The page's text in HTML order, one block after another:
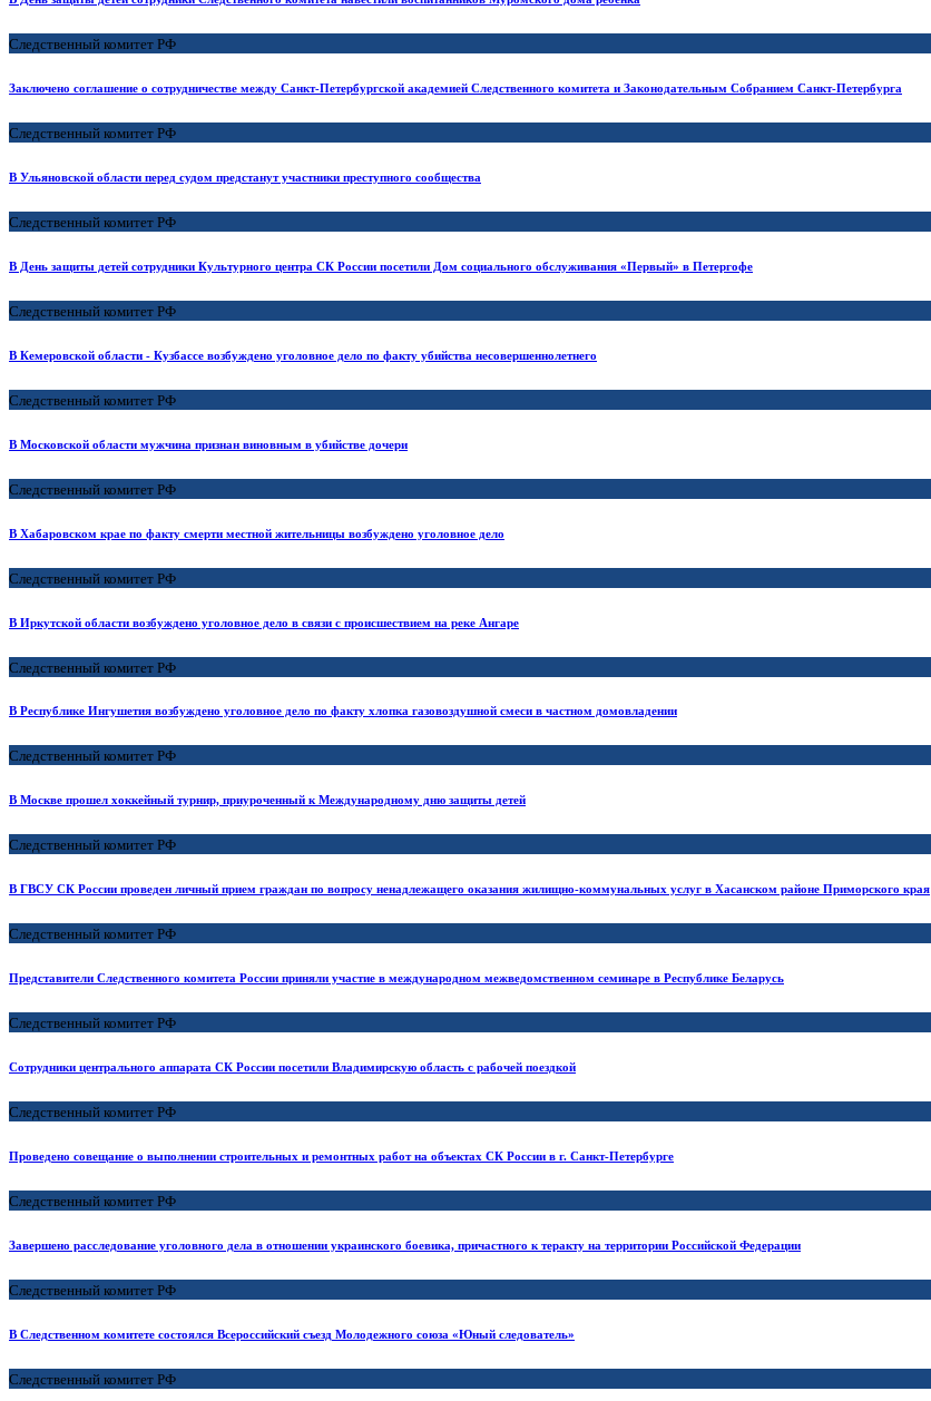
Следственный комитет РФ
Заключено соглашение о сотрудничестве между Санкт-Петербургской академией Следственного комитета и Законодательным Собранием Санкт-Петербурга
Следственный комитет РФ
В Ульяновской области перед судом предстанут участники преступного сообщества
Следственный комитет РФ
В День защиты детей сотрудники Культурного центра СК России посетили Дом социального обслуживания «Первый» в Петергофе
Следственный комитет РФ
В Кемеровской области - Кузбассе возбуждено уголовное дело по факту убийства несовершеннолетнего
Следственный комитет РФ
В Московской области мужчина признан виновным в убийстве дочери
Следственный комитет РФ
В Хабаровском крае по факту смерти местной жительницы возбуждено уголовное дело
Следственный комитет РФ
В Иркутской области возбуждено уголовное дело в связи с происшествием на реке Ангаре
Следственный комитет РФ
В Республике Ингушетия возбуждено уголовное дело по факту хлопка газовоздушной смеси в частном домовладении
Следственный комитет РФ
В Москве прошел хоккейный турнир, приуроченный к Международному дню защиты детей
Следственный комитет РФ
В ГВСУ СК России проведен личный прием граждан по вопросу ненадлежащего оказания жилищно-коммунальных услуг в Хасанском районе Приморского края
Следственный комитет РФ
Представители Следственного комитета России приняли участие в международном межведомственном семинаре в Республике Беларусь
Следственный комитет РФ
Сотрудники центрального аппарата СК России посетили Владимирскую область с рабочей поездкой
Следственный комитет РФ
Проведено совещание о выполнении строительных и ремонтных работ на объектах СК России в г. Санкт-Петербурге
Следственный комитет РФ
Завершено расследование уголовного дела в отношении украинского боевика, причастного к теракту на территории Российской Федерации
Следственный комитет РФ
В Следственном комитете состоялся Всероссийский съезд Молодежного союза «Юный следователь»
Следственный комитет РФ